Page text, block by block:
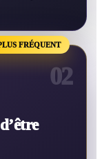
FRÉQUENT
02